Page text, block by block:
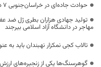
حوادث جاده‌ای در خراسان‌جنوبی 7 درصد رشد داشته است
تولید جهادی هزاران بطری ژل ضد
مهاجر در دانشگاه آزاد اسلامی بیرجند
تالاب کجی نمکزار نهبندان باید به
گوهرسنگ‌ها یکی از زنجیره‌های